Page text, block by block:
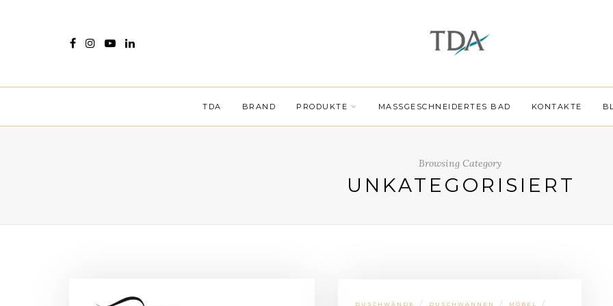
TDA BRAND PRODUKTE MASSGESCHNEIDERTES BAD KONTAKTE
Browsing Category
UNKATEGORISIERT
DUSCHWÄNDE / DUSCHWANNEN / MÖBEL /